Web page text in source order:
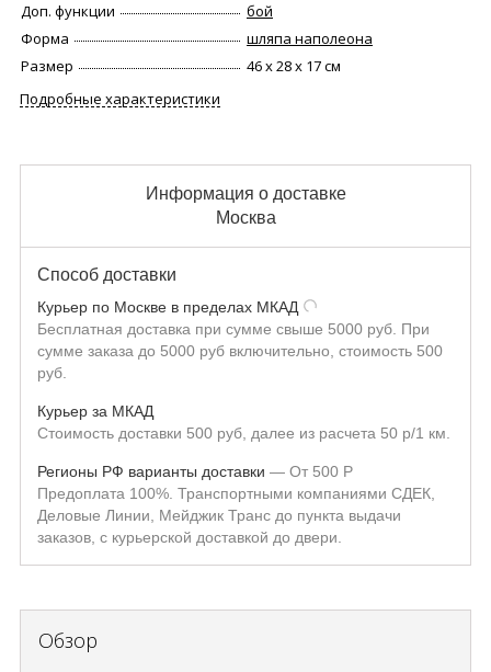
Доп. функции
бой
Форма
шляпа наполеона
Размер
46 х 28 х 17 см
Подробные характеристики
Информация о доставке
Москва
Способ доставки
Курьер по Москве в пределах МКАД
Бесплатная доставка при сумме свыше 5000 руб. При
сумме заказа до 5000 руб включительно, стоимость 500
руб.
Курьер за МКАД
Стоимость доставки 500 руб, далее из расчета 50 р/1 км.
Регионы РФ варианты доставки От 500 Р
Предоплата 100%. Транспортными компаниями СДЕК,
Деловые Линии, Мейджик Транс до пункта выдачи
заказов, с курьерской доставкой до двери.
Обзор